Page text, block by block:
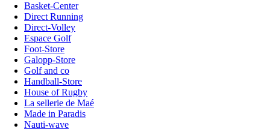
Basket-Center
Direct Running
Direct-Volley
Espace Golf
Foot-Store
Galopp-Store
Golf and co
Handball-Store
House of Rugby
La sellerie de Maé
Made in Paradis
Nauti-wave